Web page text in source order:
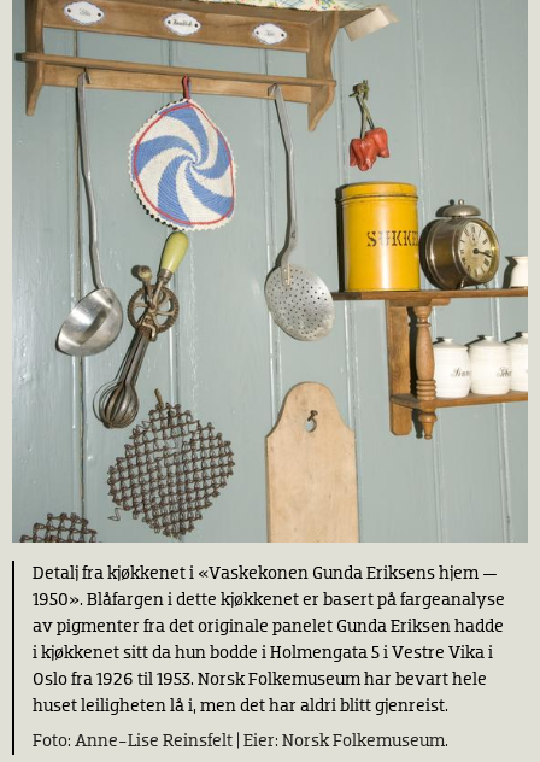
Detalj fra kjøkkenet i «Vaskekonen Gunda Eriksens hjem —
1950». Blåfargen i dette kjøkkenet er basert på fargeanalyse
av pigmenter fra det originale panelet Gunda Eriksen hadde
i kjøkkenet sitt da hun bodde i Holmengata 5 i Vestre Vika i
Oslo fra 1926 til 1953. Norsk Folkemuseum har bevart hele
huset leiligheten lå i, men det har aldri blitt gjenreist.
Anne-Lise Reinsfelt |
Norsk Folkemuseum.